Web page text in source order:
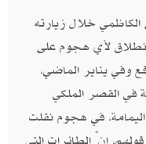
خلال زيارته
لأي هجوم على
وفي يناير الماضي،
القصر الملكي
في هجوم نقلت
إنّ الطائرات التي